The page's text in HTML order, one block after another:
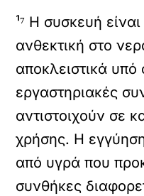
¹⁷ Η συσκευή
ανθεκτική στο
αποκλειστικά υπό
εργαστηριακές
αντιστοιχούν σε
χρήσης. Η
από υγρά που
συνθήκες